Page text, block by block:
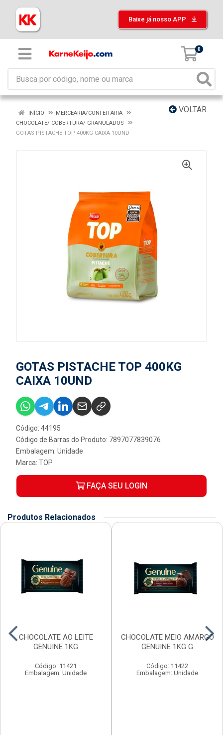
Baixe já nosso APP
0
VOLTAR
INÍCIO
MERCEARIA/CONFEITARIA
CHOCOLATE/ COBERTURA/ GRANULADOS
GOTAS PISTACHE TOP 400KG CAIXA 10UND
GOTAS PISTACHE TOP 400KG
CAIXA 10UND
Código: 44195
Código de Barras do Produto: 7897077839076
Embalagem: Unidade
Marca: TOP
FAÇA SEU LOGIN
Produtos Relacionados
CHOCOLATE AO LEITE
GENUINE 1KG
Código: 11421
Embalagem: Unidade
CHOCOLATE MEIO AMARGO
GENUINE 1KG G
Código: 11422
Embalagem: Unidade